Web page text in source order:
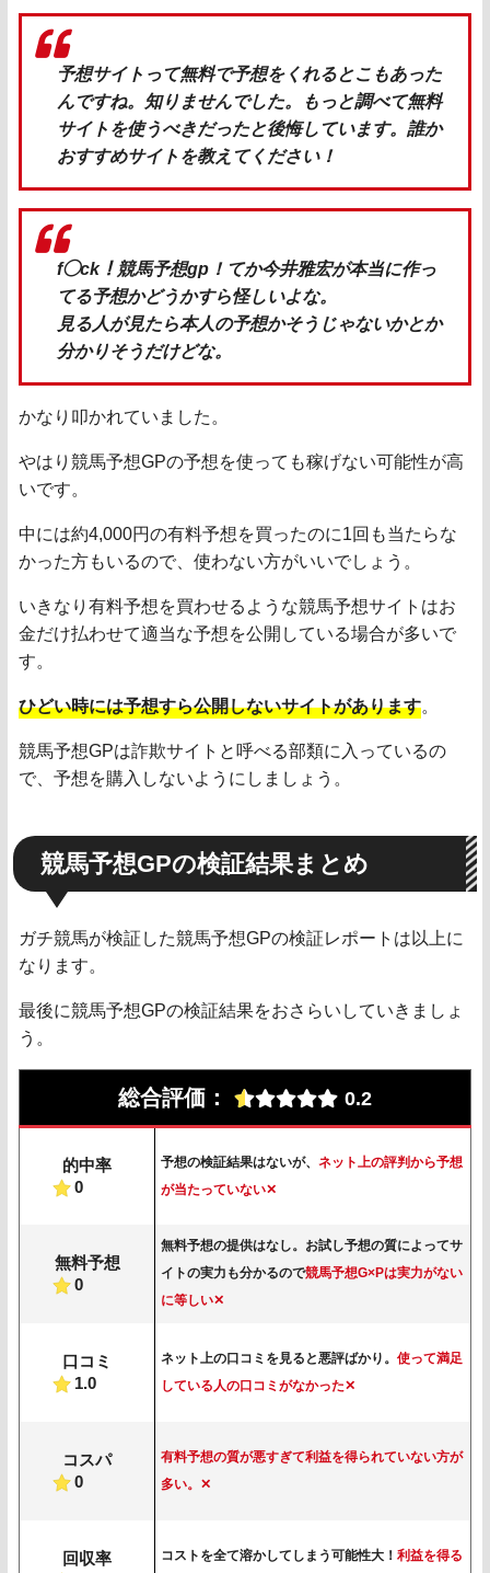
予想サイトって無料で予想をくれるとこもあった
んですね。知りませんでした。もっと調べて無料
サイトを使うべきだったと後悔しています。誰か
おすすめサイトを教えてください！
f◯ck！競馬予想gp！てか今井雅宏が本当に作っ
てる予想かどうかすら怪しいよな。
見る人が見たら本人の予想かそうじゃないかとか
分かりそうだけどな。
かなり叩かれていました。
やはり競馬予想GPの予想を使っても稼げない可能性が高
いです。
中には約4,000円の有料予想を買ったのに1回も当たらな
かった方もいるので、使わない方がいいでしょう。
いきなり有料予想を買わせるような競馬予想サイトはお
金だけ払わせて適当な予想を公開している場合が多いで
す。
ひどい時には予想すら公開しないサイトがあります。
競馬予想GPは詐欺サイトと呼べる部類に入っているの
で、予想を購入しないようにしましょう。
競馬予想GPの検証結果まとめ
ガチ競馬が検証した競馬予想GPの検証レポートは以上に
なります。
最後に競馬予想GPの検証結果をおさらいしていきましょ
う。
総合評価： 0.2
的中率
0
予想の検証結果はないが、 ネット上の評判から予想
が当たっていない✕
無料予想
0
無料予想の提供はなし。お試し予想の質によってサ
イトの実力も分かるので競馬予想G×Pは実力がない
に等しい✕
口コミ
1.0
ネット上の口コミを見ると悪評ばかり。 使って満足
している人の口コミがなかった✕
コスパ
0
有料予想の質が悪すぎて利益を得られていない方が
多い。✕
回収率
コストを全て溶かしてしまう可能性大！ 利益を得る